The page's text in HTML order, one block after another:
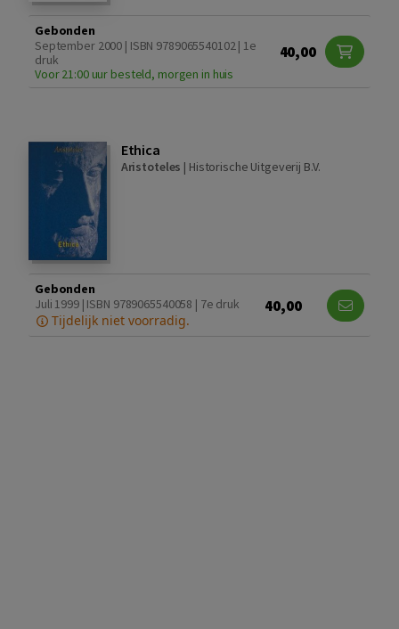
Gebonden
September 2000 | ISBN 9789065540102 | 1e
druk
Voor 21:00 uur besteld, morgen in huis
40,00
Ethica
Aristoteles | Historische Uitgeverij B.V.
Gebonden
Juli 1999 | ISBN 9789065540058 | 7e druk
Tijdelijk niet voorradig.
40,00